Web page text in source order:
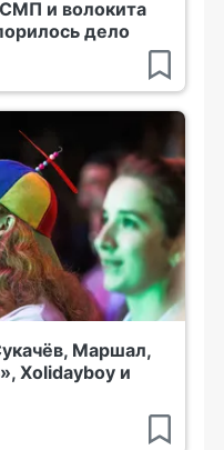
и волокита
дело
Маршал,
Xolidayboy и